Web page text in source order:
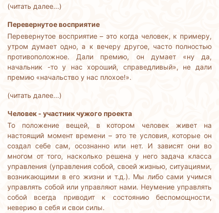
(читать далее...)
Перевернутое восприятие
Перевернутое восприятие – это когда человек, к примеру,
утром думает одно, а к вечеру другое, часто полностью
противоположное. Дали премию, он думает «ну да,
начальник -то у нас хороший, справедливый», не дали
премию «начальство у нас плохое!».
(читать далее...)
Человек - участник чужого проекта
То положение вещей, в котором человек живет на
настоящий момент времени – это те условия, которые он
создал себе сам, осознанно или нет. И зависят они во
многом от того, насколько решена у него задача класса
управления (управления собой, своей жизнью, ситуациями,
возникающими в его жизни и т.д.). Мы либо сами учимся
управлять собой или управляют нами. Неумение управлять
собой всегда приводит к состоянию беспомощности,
неверию в себя и свои силы.